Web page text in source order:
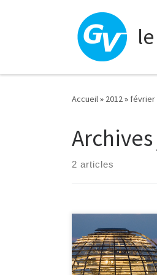
Accueil» 2012» février
2 articles
Notre prochain
rammene à Berlin
end. Berlin n’est pas
capitale politique de